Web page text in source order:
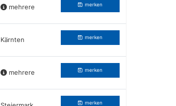
mehrere merken
Kärnten merken
mehrere merken
merken